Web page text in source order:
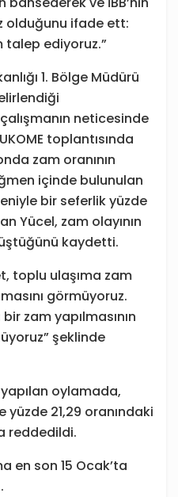
olduğunu ifade ett:
talep ediyoruz.”
1. Bölge Müdürü
neticesinde
toplantısında
zam oranının
içinde bulunulan
bir seferlik yüzde
Yücel, zam olayının
kaydetti.
toplu ulaşıma zam
görmüyoruz.
zam yapılmasının
şeklinde
oylamada,
yüzde 21,29 oranındaki
reddedildi.
en son 15 Ocak’ta